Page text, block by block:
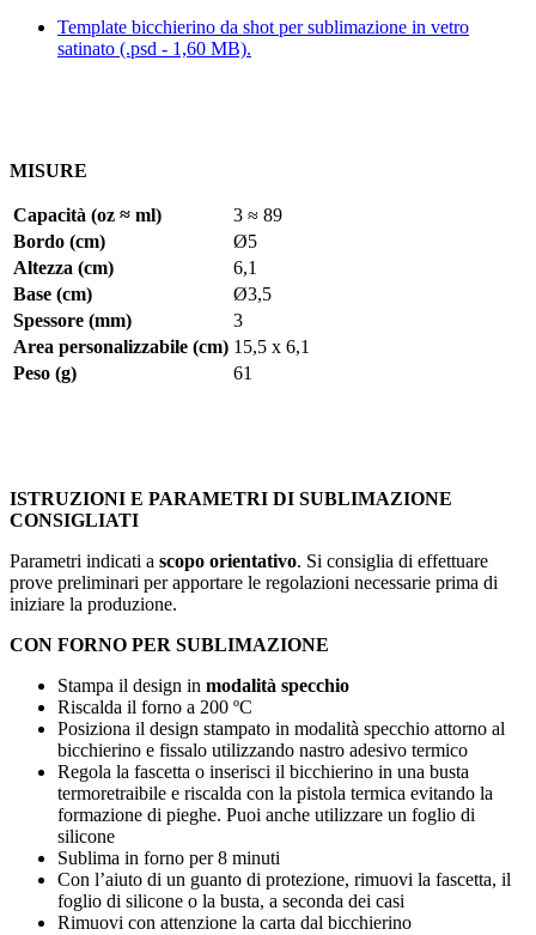
Template bicchierino da shot per sublimazione in vetro
satinato (.psd - 1,60 MB).
MISURE
Capacità (oz ≈ ml)
3 ≈ 89
Bordo (cm)
Ø5
Altezza (cm)
6,1
Base (cm)
Ø3,5
Spessore (mm)
3
Area personalizzabile (cm) 15,5 x 6,1
Peso (g)
61
ISTRUZIONI E PARAMETRI DI SUBLIMAZIONE
CONSIGLIATI
Parametri indicati a scopo orientativo. Si consiglia di effettuare
prove preliminari per apportare le regolazioni necessarie prima di
iniziare la produzione.
CON FORNO PER SUBLIMAZIONE
Stampa il design in modalità specchio
Riscalda il forno a 200 ºC
Posiziona il design stampato in modalità specchio attorno al
bicchierino e fissalo utilizzando nastro adesivo termico
Regola la fascetta o inserisci il bicchierino in una busta
termoretraibile e riscalda con la pistola termica evitando la
formazione di pieghe. Puoi anche utilizzare un foglio di
silicone
Sublima in forno per8 minuti
Con l’aiuto di un guanto di protezione, rimuovi la fascetta, il
foglio di silicone o la busta, a seconda dei casi
Rimuovi con attenzione la carta dal bicchierino